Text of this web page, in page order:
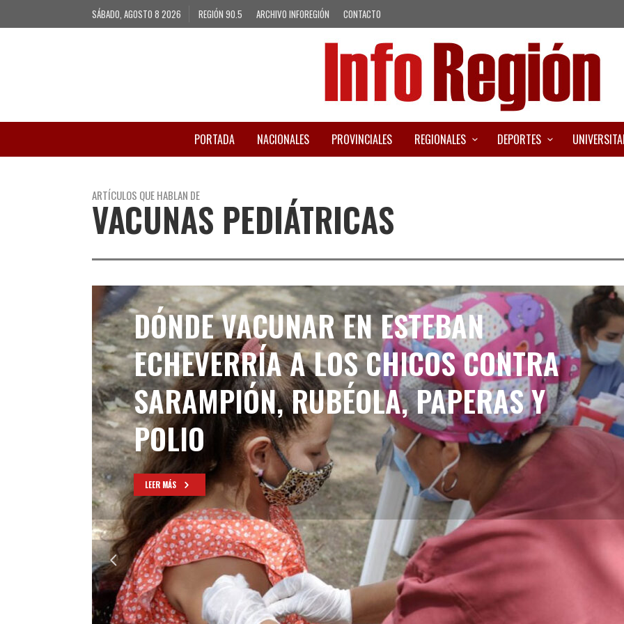
SÁBADO, AGOSTO 8 2026 REGIÓN 90.5 ARCHIVO INFOREGIÓN CONTACTO
PORTADA NACIONALES PROVINCIALES REGIONALES DEPORTES
ARTÍCULOS QUE HABLAN DE
VACUNAS PEDIÁTRICAS
DÓNDE VACUNAR EN ESTEBAN
ECHEVERRÍA A LOS CHICOS CONTRA
SARAMPIÓN, RUBÉOLA, PAPERAS Y
POLIO
LEER MÁS